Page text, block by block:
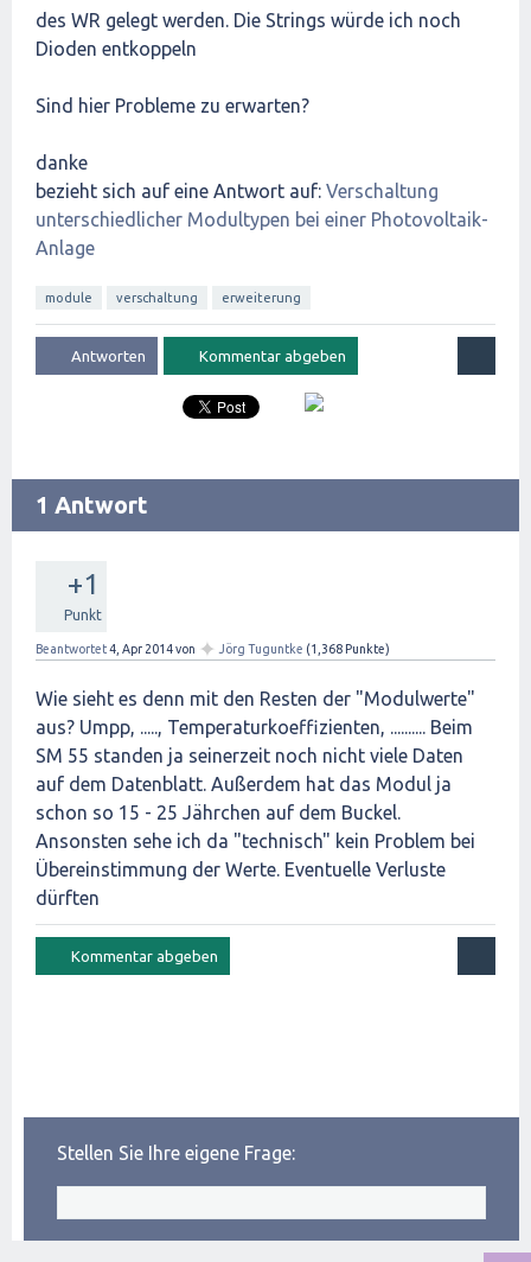
des WR gelegt werden. Die Strings würde ich noch
Dioden entkoppeln
Sind hier Probleme zu erwarten?
danke
bezieht sich auf eine Antwort auf: Verschaltung
unterschiedlicher Modultypen bei einer Photovoltaik-
Anlage
module verschaltung erweiterung
1 Antwort
+1
Punkt
Beantwortet4, Apr 2014von ✦ Jörg Tuguntke (1,368 Punkte)
Wie sieht es denn mit den Resten der "Modulwerte"
aus? Umpp, ....., Temperaturkoeffizienten, .......... Beim
SM 55 standen ja seinerzeit noch nicht viele Daten
auf dem Datenblatt. Außerdem hat das Modul ja
schon so 15 - 25 Jährchen auf dem Buckel.
Ansonsten sehe ich da "technisch" kein Problem bei
Übereinstimmung der Werte. Eventuelle Verluste
dürften
Stellen Sie Ihre eigene Frage: